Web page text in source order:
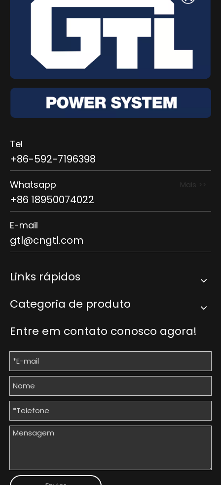
Tel
+86-592-7196398
Whatsapp Mais >>
+86 18950074022
E-mail
gtl@cngtl.com
Links rápidos
Categoria de produto
Entre em contato conosco agora!